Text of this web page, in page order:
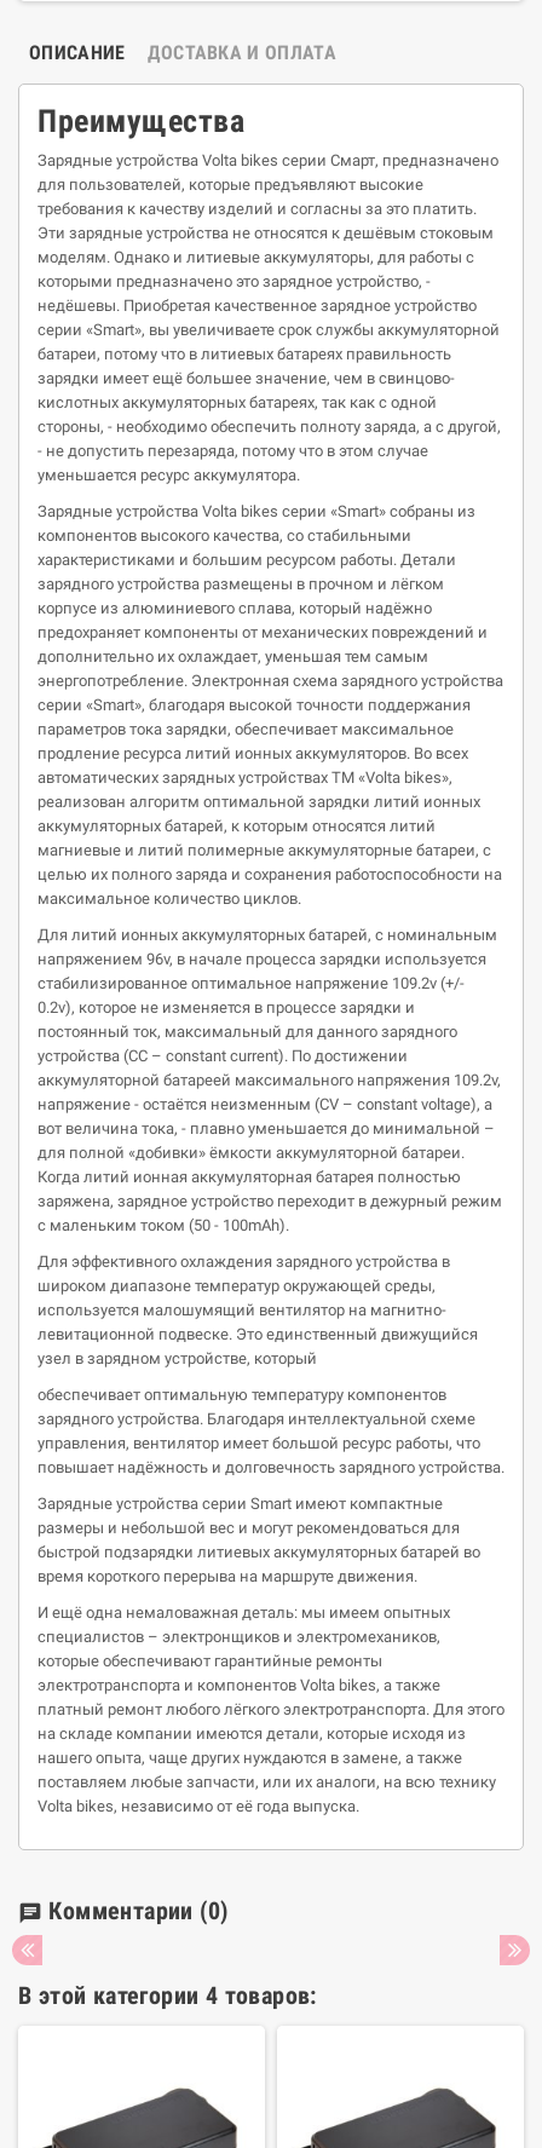
ОПИСАНИЕ ДОСТАВКА И ОПЛАТА
Преимущества
Зарядные устройства Volta bikes серии Смарт, предназначено
для пользователей, которые предъявляют высокие
требования к качеству изделий и согласны за это платить.
Эти зарядные устройства не относятся к дешёвым стоковым
моделям. Однако и литиевые аккумуляторы, для работы с
которыми предназначено это зарядное устройство, -
недёшевы. Приобретая качественное зарядное устройство
серии «Smart», вы увеличиваете срок службы аккумуляторной
батареи, потому что в литиевых батареях правильность
зарядки имеет ещё большее значение, чем в свинцово-
кислотных аккумуляторных батареях, так как с одной
стороны, - необходимо обеспечить полноту заряда, а с другой,
- не допустить перезаряда, потому что в этом случае
уменьшается ресурс аккумулятора.
Зарядные устройства Volta bikes серии «Smart» собраны из
компонентов высокого качества, со стабильными
характеристиками и большим ресурсом работы. Детали
зарядного устройства размещены в прочном и лёгком
корпусе из алюминиевого сплава, который надёжно
предохраняет компоненты от механических повреждений и
дополнительно их охлаждает, уменьшая тем самым
энергопотребление. Электронная схема зарядного устройства
серии «Smart», благодаря высокой точности поддержания
параметров тока зарядки, обеспечивает максимальное
продление ресурса литий ионных аккумуляторов. Во всех
автоматических зарядных устройствах ТМ «Volta bikes»,
реализован алгоритм оптимальной зарядки литий ионных
аккумуляторных батарей, к которым относятся литий
магниевые и литий полимерные аккумуляторные батареи, с
целью их полного заряда и сохранения работоспособности на
максимальное количество циклов.
Для литий ионных аккумуляторных батарей, с номинальным
напряжением 96v, в начале процесса зарядки используется
стабилизированное оптимальное напряжение 109.2v (+/-
0.2v), которое не изменяется в процессе зарядки и
постоянный ток, максимальный для данного зарядного
устройства (СС – constant current). По достижении
аккумуляторной батареей максимального напряжения 109.2v,
напряжение - остаётся неизменным (CV – constant voltage), а
вот величина тока, - плавно уменьшается до минимальной –
для полной «добивки» ёмкости аккумуляторной батареи.
Когда литий ионная аккумуляторная батарея полностью
заряжена, зарядное устройство переходит в дежурный режим
с маленьким током (50 - 100mAh).
Для эффективного охлаждения зарядного устройства в
широком диапазоне температур окружающей среды,
используется малошумящий вентилятор на магнитно-
левитационной подвеске. Это единственный движущийся
узел в зарядном устройстве, который
обеспечивает оптимальную температуру компонентов
зарядного устройства. Благодаря интеллектуальной схеме
управления, вентилятор имеет большой ресурс работы, что
повышает надёжность и долговечность зарядного устройства.
Зарядные устройства серии Smart имеют компактные
размеры и небольшой вес и могут рекомендоваться для
быстрой подзарядки литиевых аккумуляторных батарей во
время короткого перерыва на маршруте движения.
И ещё одна немаловажная деталь: мы имеем опытных
специалистов – электронщиков и электромехаников,
которые обеспечивают гарантийные ремонты
электротранспорта и компонентов Volta bikes, а также
платный ремонт любого лёгкого электротранспорта. Для этого
на складе компании имеются детали, которые исходя из
нашего опыта, чаще других нуждаются в замене, а также
поставляем любые запчасти, или их аналоги, на всю технику
Volta bikes, независимо от её года выпуска.
chat Комментарии (0)
В этой категории 4 товаров: